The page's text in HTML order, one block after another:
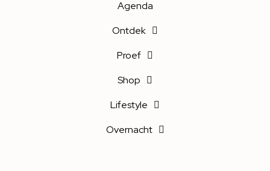
Agenda
Ontdek
Proef
Shop
Lifestyle
Overnacht